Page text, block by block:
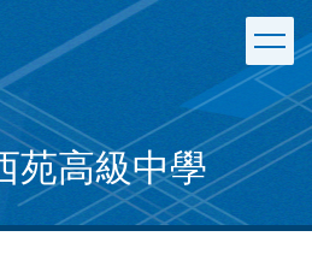
苑高級中學